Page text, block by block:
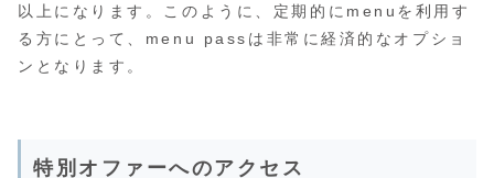
以上になります。このように、定期的にmenuを利用す
る方にとって、menu passは非常に経済的なオプショ
ンとなります。
特別オファーへのアクセス